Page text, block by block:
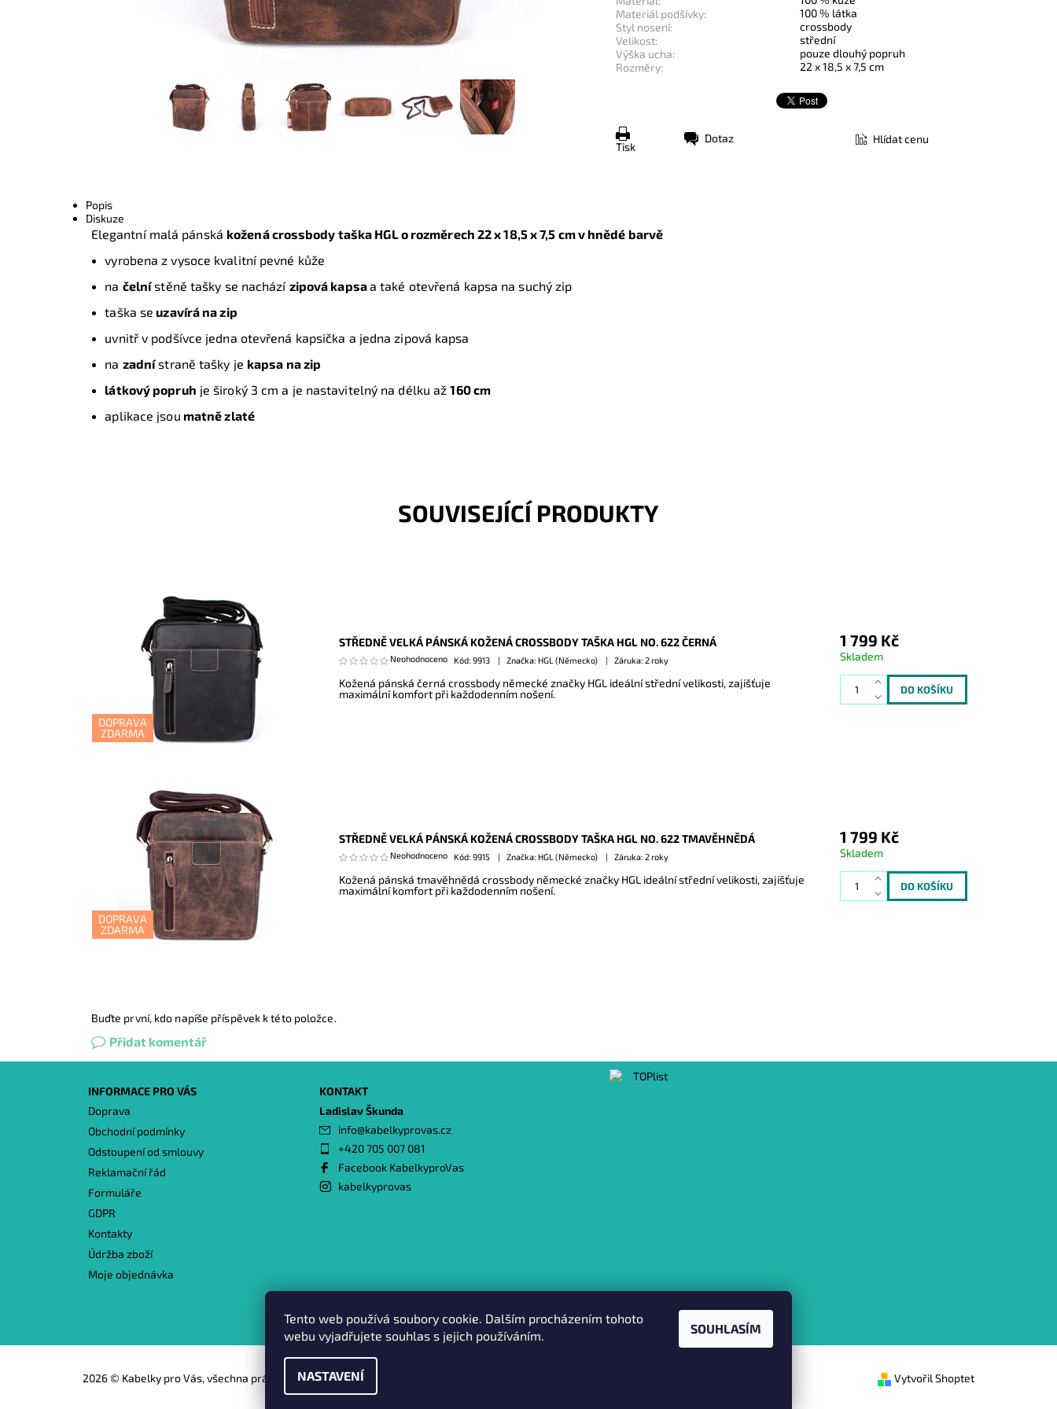
Materiál podšívky:
100 % látka
Styl nosení:
crossbody
Velikost:
střední
Výška ucha:
pouze dlouhý popruh
Rozměry:
22 x 18,5 x 7,5 cm
Tisk
Dotaz Hlídat cenu
Popis
Diskuze
Elegantní malá pánská kožená crossbody taška HGL o rozměrech 22x 18,5 x 7,5 cmv hnědé barvě
vyrobena z vysoce kvalitní pevné kůže
na čelnístěně tašky se nachází zipová kapsaa také otevřená kapsa na suchý zip
taška se uzavírá na zip
uvnitř v podšívce jedna otevřená kapsička a jedna zipová kapsa
na zadnístraně tašky je kapsa na zip
látkový popruh je široký 3 cm a je nastavitelný na délku až160 cm
aplikace jsou matně zlaté
SOUVISEJÍCÍ PRODUKTY
DOPRAVA
ZDARMA
STŘEDNĚ VELKÁ PÁNSKÁ KOŽENÁ CROSSBODY TAŠKA HGL NO. 622 ČERNÁ
Neohodnoceno Kód: 9913 Značka: HGL (Německo) Záruka: 2 roky
Kožená pánská černá crossbody německé značky HGL ideální střední velikosti, zajišťuje
maximální komfort při každodenním nošení.
1 799 Kč
Skladem
DOPRAVA
ZDARMA
STŘEDNĚ VELKÁ PÁNSKÁ KOŽENÁ CROSSBODY TAŠKA HGL NO. 622 TMAVĚHNĚDÁ
Neohodnoceno Kód: 9915 Značka: HGL (Německo) Záruka: 2 roky
Kožená pánská tmavěhnědá crossbody německé značky HGL ideální střední velikosti, zajišťuje
maximální komfort při každodenním nošení.
1 799 Kč
Skladem
Buďte první, kdo napíše příspěvek k této položce.
Přidat komentář
INFORMACE PRO VÁS
Doprava
Obchodní podmínky
Odstoupení od smlouvy
Reklamační řád
Formuláře
GDPR
Kontakty
Údržba zboží
Moje objednávka
KONTAKT
Ladislav Škunda
info@kabelkyprovas.cz
+420 705 007 081
Facebook KabelkyproVas
kabelkyprovas
Heureka.cz | Zboží.cz | Oázakabelek
2026 © Kabelky pro Vás, všechna práva vyhrazena Vytvořil Shoptet
Tento web používá soubory cookie. Dalším procházením tohoto
webu vyjadřujete souhlas s jejich používáním.
NASTAVENÍ
SOUHLASÍM